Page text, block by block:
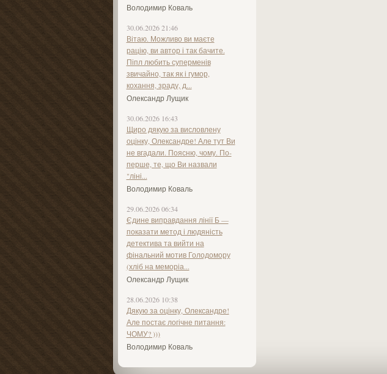
Володимир Коваль
30.06.2026 21:46
Вітаю. Можливо ви маєте
рацію, ви автор і так бачите.
Піпл любить суперменів
звичайно, так як і гумор,
кохання, зраду, д...
Олександр Лущик
30.06.2026 16:43
Щиро дякую за висловлену
оцінку, Олександре! Але тут Ви
не вгадали. Поясню, чому. По-
перше, те, що Ви назвали
"ліні...
Володимир Коваль
29.06.2026 06:34
Єдине виправдання лінії Б —
показати метод і людяність
детектива та вийти на
фінальний мотив Голодомору
(хліб на меморіа...
Олександр Лущик
28.06.2026 10:38
Дякую за оцінку, Олександре!
Але постає логічне питання:
ЧОМУ? )))
Володимир Коваль